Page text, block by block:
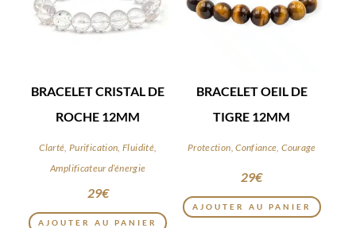
BRACELET CRISTAL DE
ROCHE 12MM
Clarté, Purification, Fluidité,
Amplificateur d’énergie
29€
AJOUTER AU PANIER
BRACELET OEIL DE
TIGRE 12MM
Protection, Confiance, Courage
29€
AJOUTER AU PANIER